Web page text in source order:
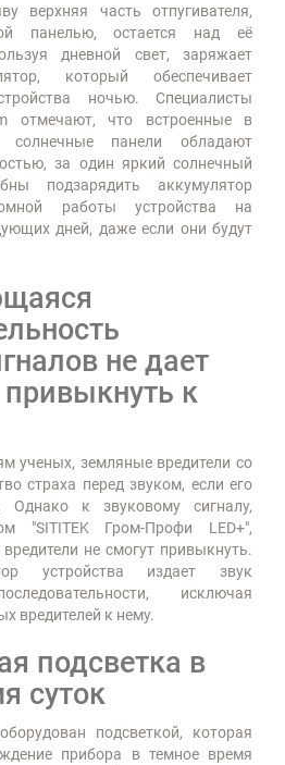
верхняя часть отпугивателя,
панелью, остается над её
дневной свет, заряжает
который обеспечивает
ночью. Специалисты
отмечают, что встроенные в
солнечные панели обладают
за один яркий солнечный
подзарядить аккумулятор
работы устройства на
дней, даже если они будут
не дает
к
ученых, земляные вредители со
страха перед звуком, если его
Однако к звуковому сигналу,
"SITITEK Гром-Профи LED+",
не смогут привыкнуть.
устройства издает звук
исключая
вредителей к нему.
подсветка в
суток
подсветкой, которая
прибора в темное время